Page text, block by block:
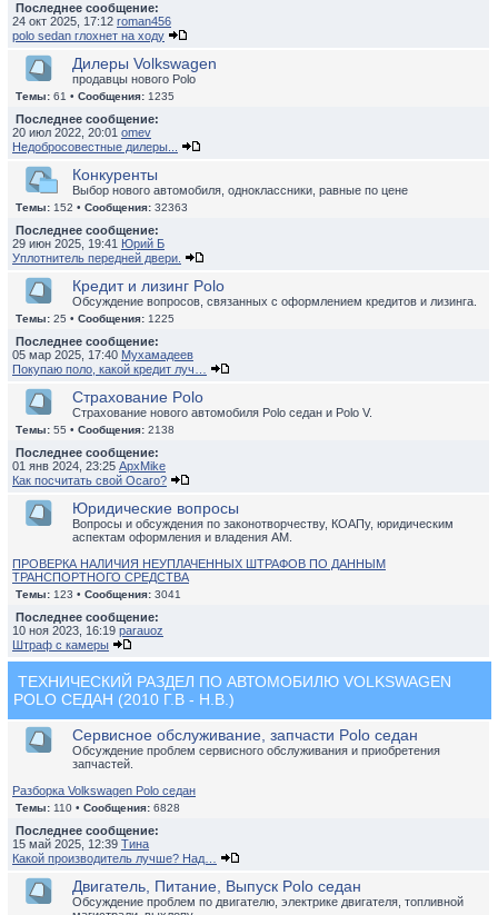
Последнее сообщение:
24 окт 2025, 17:12 roman456
polo sedan глохнет на ходу
Дилеры Volkswagen
продавцы нового Polo
Темы: 61 • Сообщения: 1235
Последнее сообщение:
20 июл 2022, 20:01 omev
Недобросовестные дилеры...
Конкуренты
Выбор нового автомобиля, одноклассники, равные по цене
Темы: 152 • Сообщения: 32363
Последнее сообщение:
29 июн 2025, 19:41 Юрий Б
Уплотнитель передней двери.
Кредит и лизинг Polo
Обсуждение вопросов, связанных с оформлением кредитов и лизинга.
Темы: 25 • Сообщения: 1225
Последнее сообщение:
05 мар 2025, 17:40 Мухамадеев
Покупаю поло, какой кредит луч…
Страхование Polo
Страхование нового автомобиля Polo седан и Polo V.
Темы: 55 • Сообщения: 2138
Последнее сообщение:
01 янв 2024, 23:25 ApxMike
Как посчитать свой Осаго?
Юридические вопросы
Вопросы и обсуждения по законотворчеству, КОАПу, юридическим
аспектам оформления и владения АМ.
ПРОВЕРКА НАЛИЧИЯ НЕУПЛАЧЕННЫХ ШТРАФОВ ПО ДАННЫМ
ТРАНСПОРТНОГО СРЕДСТВА
Темы: 123 • Сообщения: 3041
Последнее сообщение:
10 ноя 2023, 16:19 parauoz
Штраф с камеры
ТЕХНИЧЕСКИЙ РАЗДЕЛ ПО АВТОМОБИЛЮ VOLKSWAGEN
POLO СЕДАН (2010 Г.В - Н.В.)
Сервисное обслуживание, запчасти Polo седан
Обсуждение проблем сервисного обслуживания и приобретения
запчастей.
Разборка Volkswagen Polo седан
Темы: 110 • Сообщения: 6828
Последнее сообщение:
15 май 2025, 12:39 Тина
Какой производитель лучше? Над…
Двигатель, Питание, Выпуск Polo седан
Обсуждение проблем по двигателю, электрике двигателя, топливной